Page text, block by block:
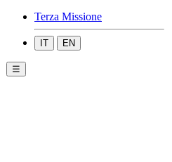
Terza Missione
IT EN
☰